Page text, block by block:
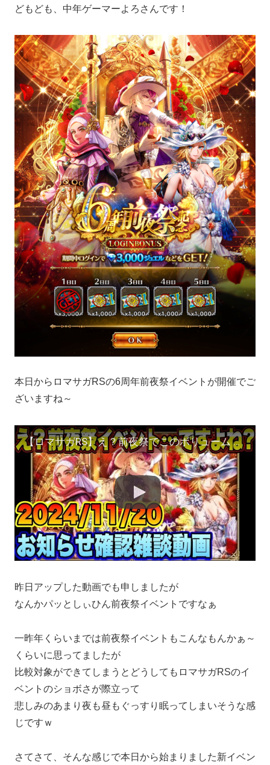
どもども、中年ゲーマーよろさんです！
本日からロマサガRSの6周年前夜祭イベントが開催でご
ざいますね～
【ロマサガRS】え？前夜祭でこのボリューム ？「6周年前夜祭記念」 お知らせ確認雑談動画ｲｸｿﾞｰ
昨日アップした動画でも申しましたが
なんかパッとしぃひん前夜祭イベントですなぁ
一昨年くらいまでは前夜祭イベントもこんなもんかぁ～
くらいに思ってましたが
比較対象ができてしまうとどうしてもロマサガRSのイ
ベントのショボさが際立って
悲しみのあまり夜も昼もぐっすり眠ってしまいそうな感
じですｗ
さてさて、そんな感じで本日から始まりました新イベン